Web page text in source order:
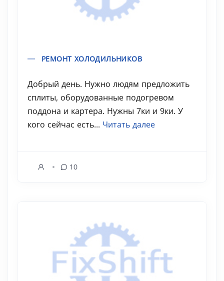
РЕМОНТ ХОЛОДИЛЬНИКОВ
Добрый день. Нужно людям предложить
сплиты, оборудованные подогревом
поддона и картера. Нужны 7ки и 9ки. У
кого сейчас есть... Читать далее
10